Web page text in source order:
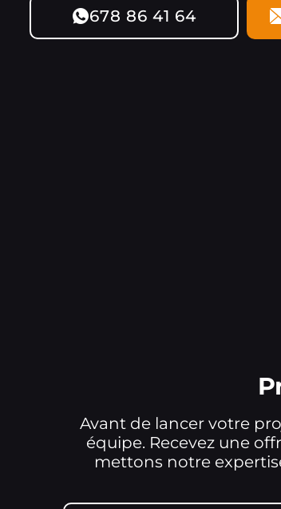
678 86 41 64
Avant de lancer votre
équipe. Recevez une
mettons notre